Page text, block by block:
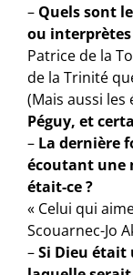
– Quels sont
ou
Patrice de la
de la Trinité
(Mais aussi les
Péguy, et
– La dernière
écoutant une
était-ce ?
« Celui qui
Scouarnec-Jo
–Si Dieu était